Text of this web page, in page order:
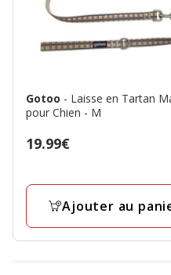
Gotoo - Laisse en Tartan
pour Chien - M
Prix
19.99€
Ajouter au